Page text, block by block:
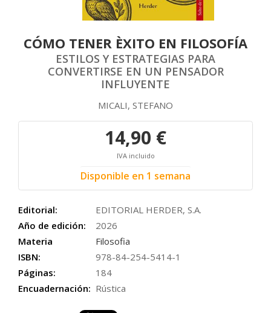
CÓMO TENER ÈXITO EN FILOSOFÍA
ESTILOS Y ESTRATEGIAS PARA
CONVERTIRSE EN UN PENSADOR
INFLUYENTE
MICALI, STEFANO
14,90 €
IVA incluido
Disponible en 1 semana
Editorial:
EDITORIAL HERDER, S.A.
Año de edición:
2026
Materia
Filosofia
ISBN:
978-84-254-5414-1
Páginas:
184
Encuadernación: Rústica